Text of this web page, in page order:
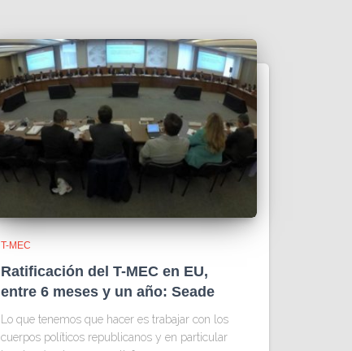
T-MEC
Ratificación del T-MEC en EU,
entre 6 meses y un año: Seade
Lo que tenemos que hacer es trabajar con los
cuerpos políticos republicanos y en particular